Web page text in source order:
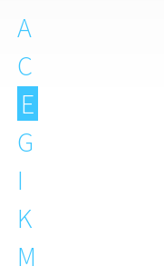
A
C
E
G
I
K
M